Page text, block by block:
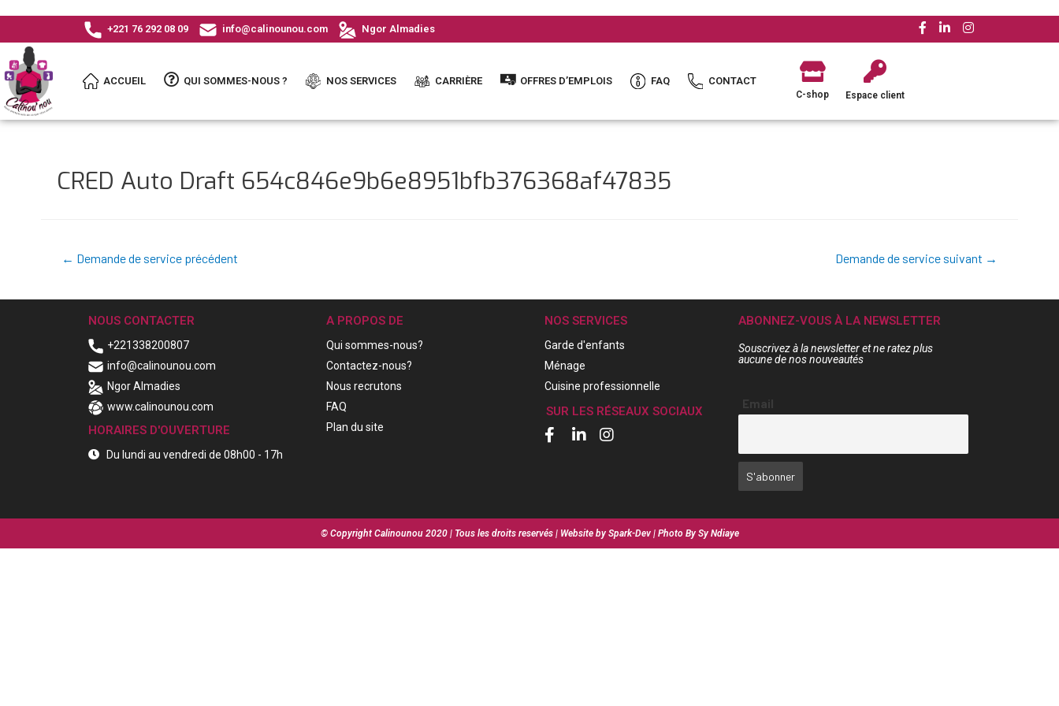
+221 76 292 08 09 info@calinounou.com Ngor Almadies
ACCUEIL QUI SOMMES-NOUS ? NOS SERVICES CARRIÈRE OFFRES D’EMPLOIS FAQ CONTACT
C-shop Espace client
CRED Auto Draft 654c846e9b6e8951bfb376368af47835
← Demande de service précédent Demande de service suivant →
NOUS CONTACTER
+221338200807
info@calinounou.com
Ngor Almadies
www.calinounou.com
HORAIRES D'OUVERTURE
Du lundi au vendredi de 08h00 - 17h
A PROPOS DE
Qui sommes-nous?
Contactez-nous?
Nous recrutons
FAQ
Plan du site
NOS SERVICES
Garde d'enfants
Ménage
Cuisine professionnelle
SUR LES RÉSEAUX SOCIAUX
ABONNEZ-VOUS À LA NEWSLETTER
Souscrivez à la newsletter et ne ratez plus
aucune de nos nouveautés
Email
© Copyright Calinounou 2020 | Tous les droits reservés | Website by Spark-Dev | Photo By Sy Ndiaye